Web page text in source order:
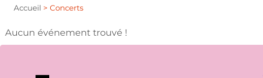
Accueil > Concerts
Aucun événement trouvé !